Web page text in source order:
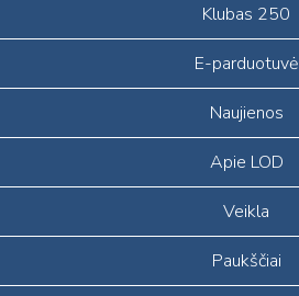
Klubas 250
E-parduotuvė
Naujienos
Apie LOD
Veikla
Paukščiai